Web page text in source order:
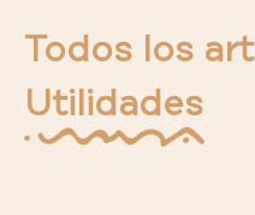
Todos los
Utilidades